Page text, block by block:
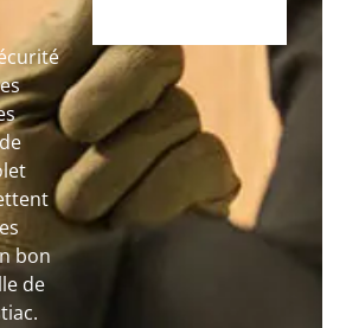
bon
de